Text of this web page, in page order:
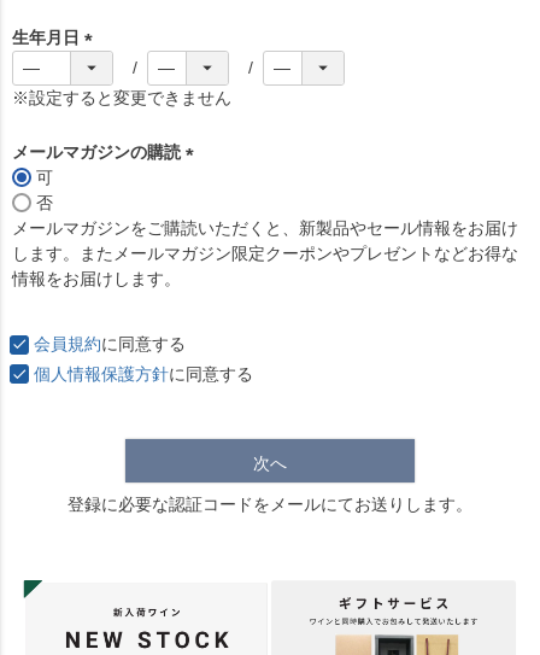
生年月日
(
必
)
※設定すると変更できません
メールマガジンの購読
須
)
可
否
メールマガジンをご購読いただくと、新製品やセール情報をお届け
します。またメールマガジン限定クーポンやプレゼントなどお得な
情報をお届けします。
会員規約に同意する
個人情報保護方針に同意する
次へ
登録に必要な認証コードをメールにてお送りします。